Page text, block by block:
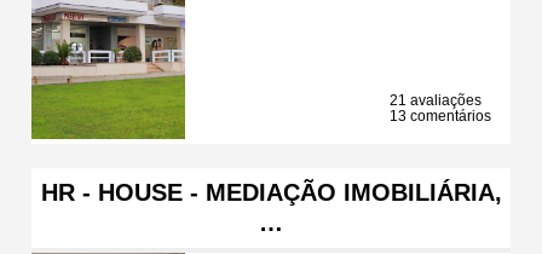
21 avaliações
13 comentários
HR - HOUSE - MEDIAÇÃO IMOBILIÁRIA,
…